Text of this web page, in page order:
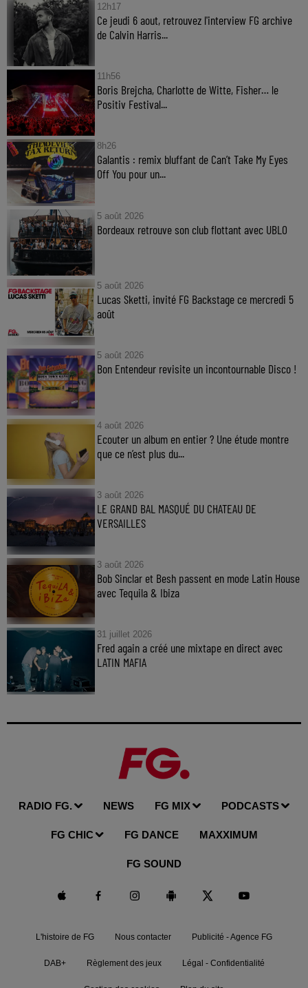
12h17
Ce jeudi 6 aout, retrouvez l'interview FG archive
de Calvin Harris...
11h56
Boris Brejcha, Charlotte de Witte, Fisher… le
Positiv Festival...
8h26
Galantis : remix bluffant de Can’t Take My Eyes
Off You pour un...
5 août 2026
Bordeaux retrouve son club flottant avec UBLO
5 août 2026
Lucas Sketti, invité FG Backstage ce mercredi 5
août
5 août 2026
Bon Entendeur revisite un incontournable Disco !
4 août 2026
Ecouter un album en entier ? Une étude montre
que ce n’est plus du...
3 août 2026
LE GRAND BAL MASQUÉ DU CHATEAU DE
VERSAILLES
3 août 2026
Bob Sinclar et Besh passent en mode Latin House
avec Tequila & Ibiza
31 juillet 2026
Fred again a créé une mixtape en direct avec
LATIN MAFIA
RADIO FG. NEWS FG MIX PODCASTS
FG CHIC FG DANCE MAXXIMUM
FG SOUND
L'histoire de FG Nous contacter Publicité - Agence FG
DAB+ Règlement des jeux Légal - Confidentialité